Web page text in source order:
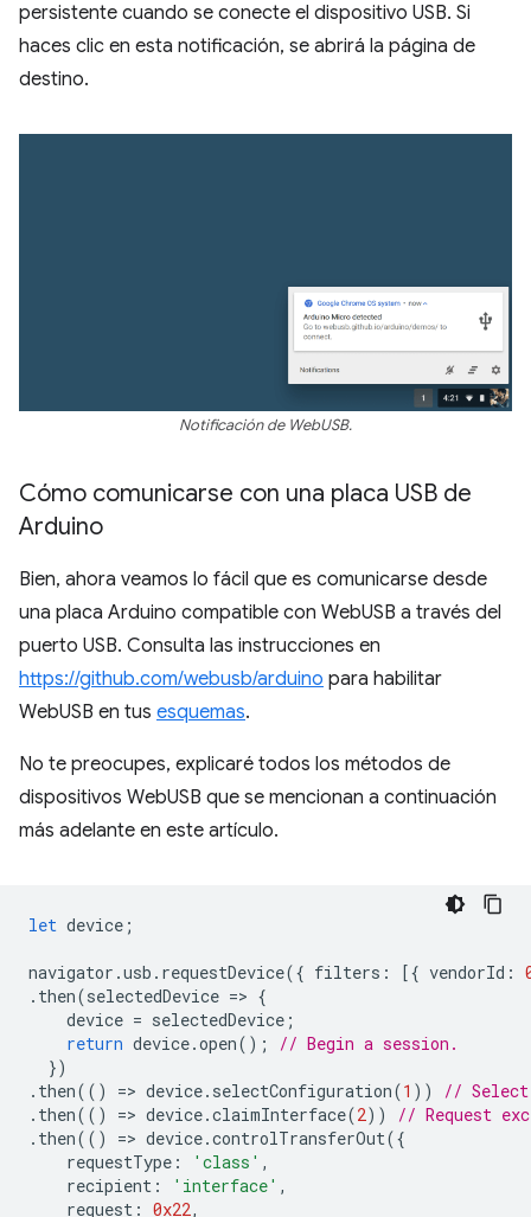
persistente cuando se conecte el dispositivo USB. Si
haces clic en esta notificación, se abrirá la página de
destino.
Notificación de WebUSB.
Cómo comunicarse con una placa USB de
Arduino
Bien, ahora veamos lo fácil que es comunicarse desde
una placa Arduino compatible con WebUSB a través del
puerto USB. Consulta las instrucciones en
https://github.com/webusb/arduino para habilitar
WebUSB en tus esquemas.
No te preocupes, explicaré todos los métodos de
dispositivos WebUSB que se mencionan a continuación
más adelante en este artículo.
let device ;
navigator .usb . requestDevice({ filters : [{ vendorId :
. then(selectedDevice => {
device = selectedDevice ;
return device.open();
// Begin a session.
})
. then(() => device. selectConfiguration(1 ))
//
. then(() => device.claimInterface(2))
// Request
. then(() => device.controlTransferOut({
requestType : 'class' ,
recipient : 'interface' ,
request : 0x22,